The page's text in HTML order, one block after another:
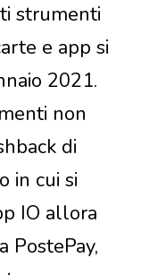
strumenti
e app si
2021.
non
di
in cui si
IO allora
PostePay,